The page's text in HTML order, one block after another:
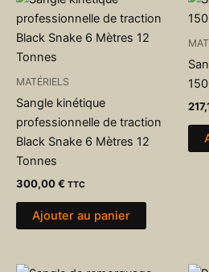
MATÉRIELS
Sangle kinétique
professionnelle de traction
Black Snake 6 Mètres 12
Tonnes
300,00€ TTC
Ajouter au panier